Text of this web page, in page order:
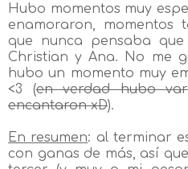
Hubo momentos muy
enamoraron, momentos
que nunca pensaba
Christian y Ana. No me
hubo un momento muy
<3 (en verdad hubo
encantaron xD).
En resumen: al terminar
con ganas de más, así